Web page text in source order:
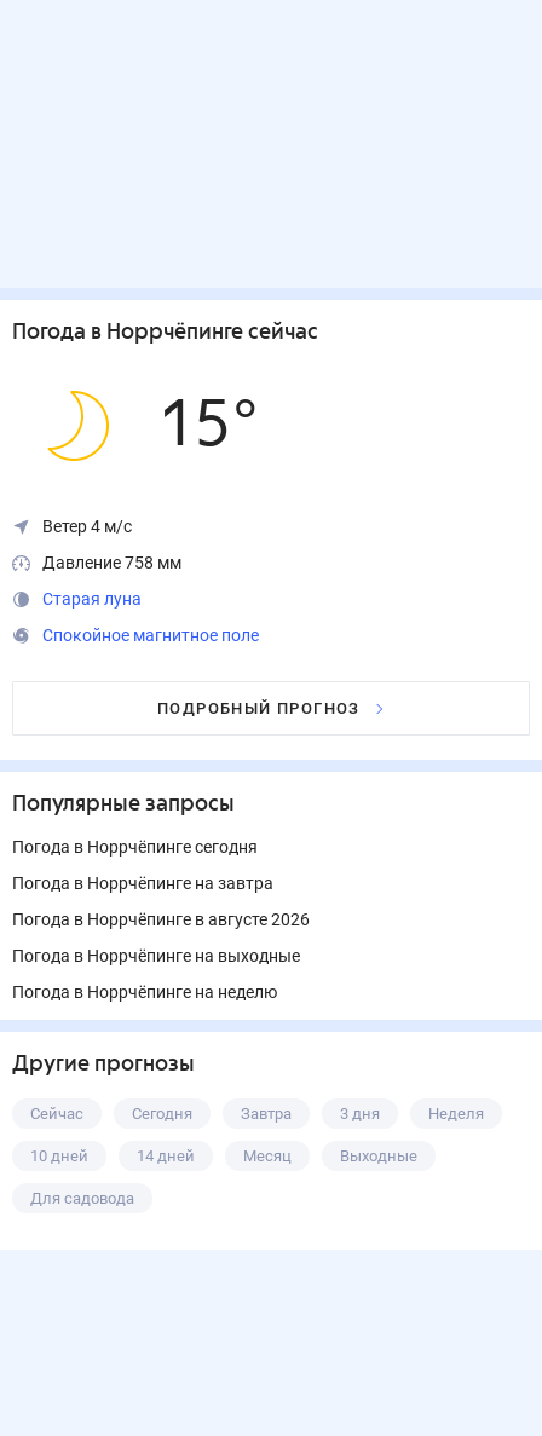
Погода в Норрчёпинге сейчас
15°
Ветер 4 м/с
Давление 758 мм
Старая луна
Спокойное магнитное поле
ПОДРОБНЫЙ ПРОГНОЗ
Популярные запросы
Погода в Норрчёпинге сегодня
Погода в Норрчёпинге на завтра
Погода в Норрчёпинге в августе 2026
Погода в Норрчёпинге на выходные
Погода в Норрчёпинге на неделю
Другие прогнозы
Сейчас Сегодня Завтра 3 дня Неделя
10 дней 14 дней Месяц Выходные
Для садовода